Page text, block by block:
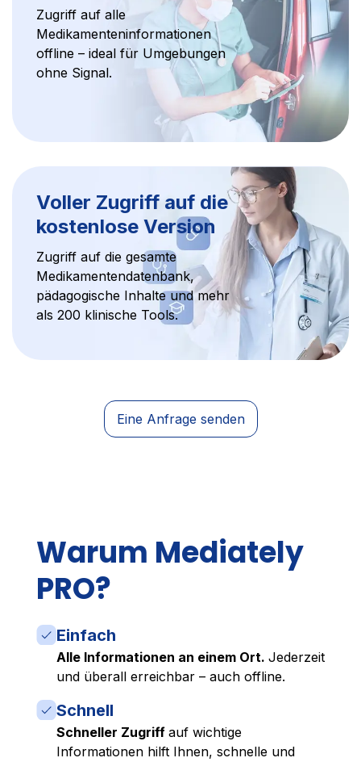
Zugriff auf alle
Medikamenteninformationen
offline – ideal für Umgebungen
ohne Signal.
Voller Zugriff auf die
kostenlose Version
Zugriff auf die gesamte
Medikamentendatenbank,
pädagogische Inhalte und mehr
als 200 klinische Tools.
Eine Anfrage senden
Warum Mediately
PRO?
Einfach
Alle Informationen an einem Ort. Jederzeit
und überall erreichbar – auch offline.
Schnell
Schneller Zugriff auf wichtige
Informationen hilft Ihnen, schnelle und